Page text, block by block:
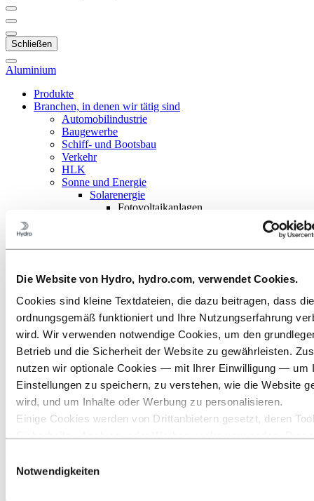
Die Website von Hydro, hydro.com, verwendet Cookies.
Cookies sind kleine Textdateien, die dazu beitragen, dass
ordnungsgemäß funktioniert und Ihre Nutzungserfahrung
wird. Wir verwenden notwendige Cookies, um den
Betrieb und die Sicherheit der Website zu gewährleisten.
nutzen wir optionale Cookies — mit Ihrer Einwilligung — um
Einstellungen zu speichern, zu verstehen, wie die Website
wird, und um Inhalte oder Werbung zu personalisieren.
Einige Cookies werden von Drittanbietern gesetzt, deren
unserer Website sammeln, mit anderen Daten kombinieren,
Notwendigkeiten
Schließen
Aluminium
Produkte
Branchen, in denen wir tätig sind
Automobilindustrie
Baugewerbe
Schiff- und Bootsbau
Verkehr
HLK
Sonne und Energie
Solarenergie
Fotovoltaikanlagen
Industriedesign
Infrastruktur
Elektronik
Allgemeiner Maschinenbau
Über Aluminium
Innovationen, Forschung und Entwicklung
ALUMINIUM 2026
Aluminium
Branchen, in denen wir tätig sind
Sonne und Energie
Solarenergie
Fotovoltaik-Lösungen mit